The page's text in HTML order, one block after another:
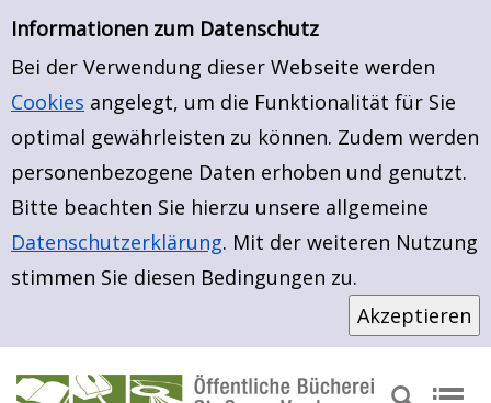
Erweiterte Suche
Informationen zum Datenschutz
Bei der Verwendung dieser Webseite werden
Cookies angelegt, um die Funktionalität für Sie
optimal gewährleisten zu können. Zudem werden
personenbezogene Daten erhoben und genutzt.
Bitte beachten Sie hierzu unsere allgemeine
Datenschutzerklärung. Mit der weiteren Nutzung
stimmen Sie diesen Bedingungen zu.
Zur Detailanzeige springen
Zur erweiterten Suche springen